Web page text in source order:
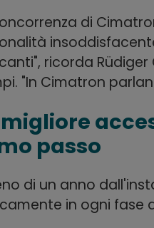
di
ricorda
"In Cimatron
migliore
passo
di un anno
in ogni fase